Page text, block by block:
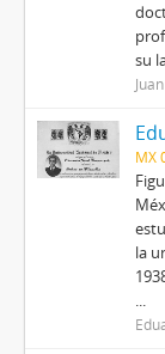
su
MX
la
...